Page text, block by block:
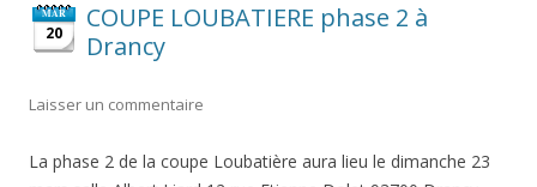
MAR
20
COUPE LOUBATIERE phase 2 à
Drancy
Laisser un commentaire
La phase 2 de la coupe Loubatière aura lieu le dimanche 23